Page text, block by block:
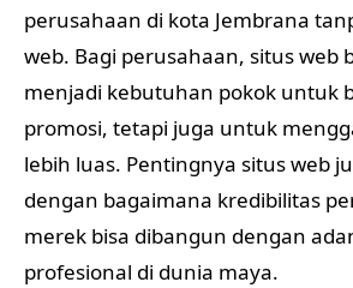
perusahaan di kota Jembrana
web. Bagi perusahaan, situs web
menjadi kebutuhan pokok untuk
promosi, tetapi juga untuk
lebih luas. Pentingnya situs web
dengan bagaimana kredibilitas
merek bisa dibangun dengan
profesional di dunia maya.